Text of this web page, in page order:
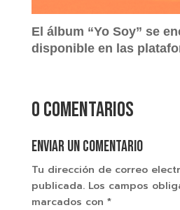
El álbum “Yo Soy” se
disponible en las
0 comentarios
Enviar un comentario
Tu dirección de correo
publicada. Los campos
marcados con *